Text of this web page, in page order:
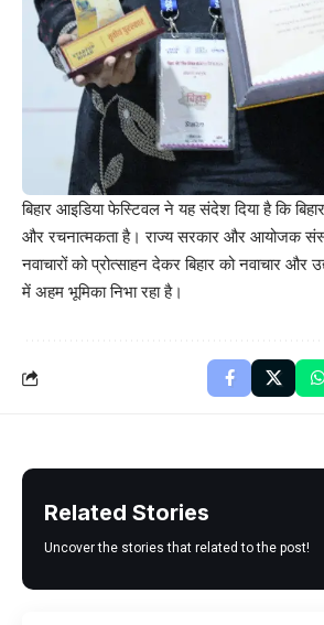
बिहार आइडिया फेस्टिवल ने यह संदेश दिया है कि
और रचनात्मकता है। राज्य सरकार और आयोजक
नवाचारों को प्रोत्साहन देकर बिहार को नवाचार और
में अहम भूमिका निभा रहा है।
Related Stories
Uncover the stories that related to the post!